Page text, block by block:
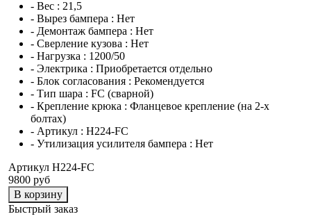
- Вес : 21,5
- Вырез бампера : Нет
- Демонтаж бампера : Нет
- Сверление кузова : Нет
- Нагрузка : 1200/50
- Электрика : Приобретается отдельно
- Блок согласования : Рекомендуется
- Тип шара : FC (сварной)
- Крепление крюка : Фланцевое крепление (на 2-х
болтах)
- Артикул : H224-FC
- Утилизация усилителя бампера : Нет
Артикул H224-FC
9800 руб
В корзину
Быстрый заказ